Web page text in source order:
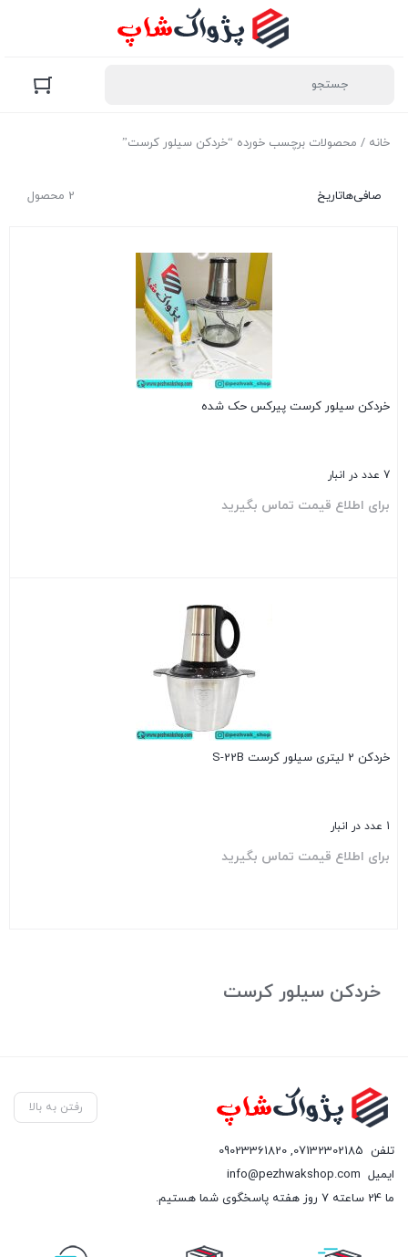
خانه / محصولات برچسب خورده “خردکن سیلور کرست”
2 محصول صافی‌هاتاریخ
خردکن سیلور کرست پیرکس حک شده
7 عدد در انبار
برای اطلاع قیمت تماس بگیرید
خردکن 2 لیتری سیلور کرست S-22B
1 عدد در انبار
برای اطلاع قیمت تماس بگیرید
خردکن سیلور کرست
رفتن به بالا
تلفن 07132302185
,
09023361820
ایمیل info@pezhwakshop.com
ما 24 ساعته 7 روز هفته پاسخگوی شما هستیم.